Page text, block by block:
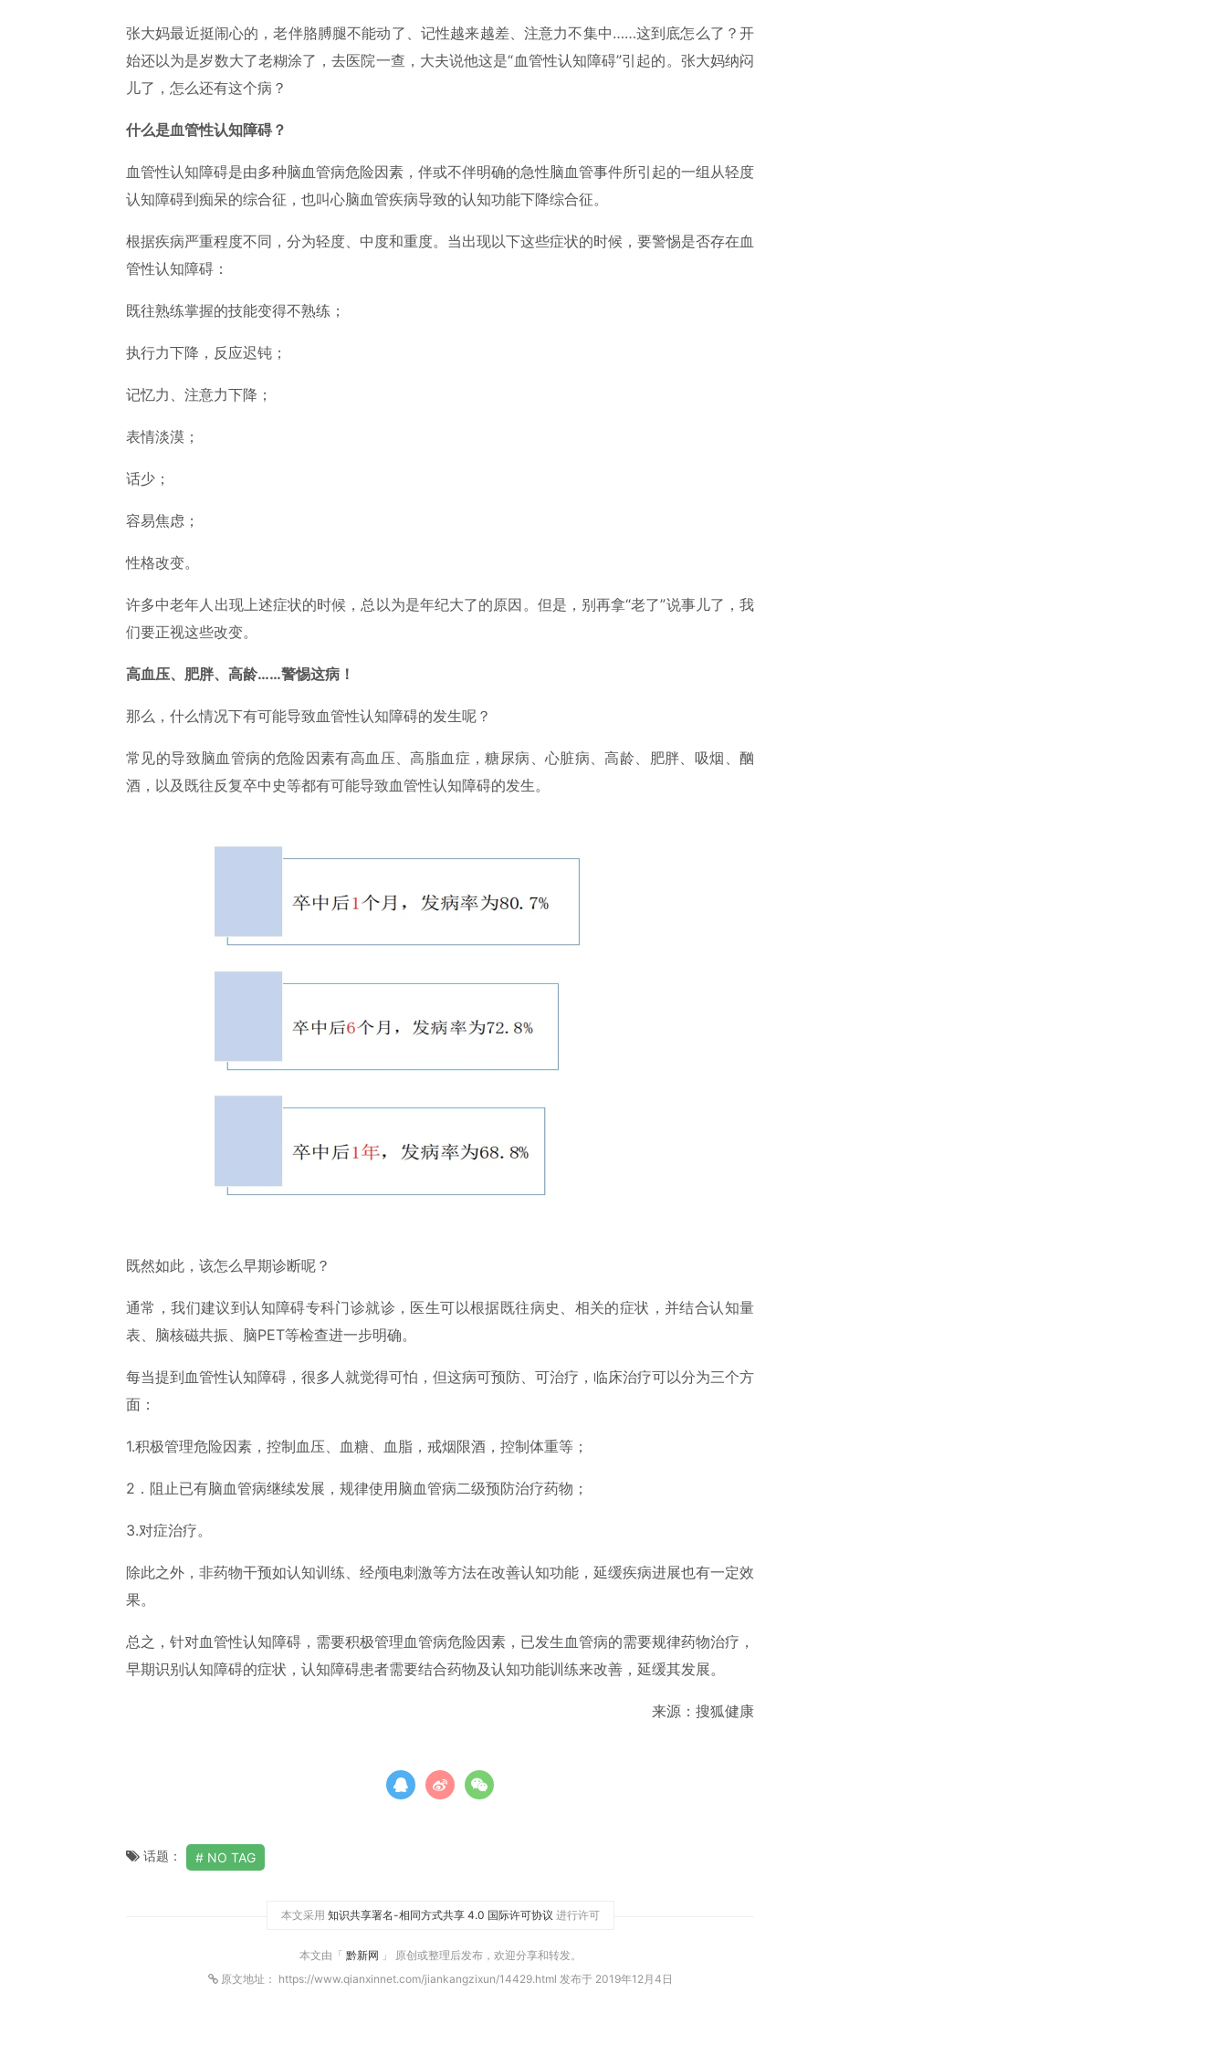
张大妈最近挺闹心的，老伴胳膊腿不能动了、记性越来越差、注意力不集中……这到底怎么了？开
始还以为是岁数大了老糊涂了，去医院一查，大夫说他这是“血管性认知障碍”引起的。张大妈纳闷
儿了，怎么还有这个病？
什么是血管性认知障碍？
血管性认知障碍是由多种脑血管病危险因素，伴或不伴明确的急性脑血管事件所引起的一组从轻度
认知障碍到痴呆的综合征，也叫心脑血管疾病导致的认知功能下降综合征。
根据疾病严重程度不同，分为轻度、中度和重度。当出现以下这些症状的时候，要警惕是否存在血
管性认知障碍：
既往熟练掌握的技能变得不熟练；
执行力下降，反应迟钝；
记忆力、注意力下降；
表情淡漠；
话少；
容易焦虑；
性格改变。
许多中老年人出现上述症状的时候，总以为是年纪大了的原因。但是，别再拿“老了”说事儿了，我
们要正视这些改变。
高血压、肥胖、高龄……警惕这病！
那么，什么情况下有可能导致血管性认知障碍的发生呢？
常见的导致脑血管病的危险因素有高血压、高脂血症，糖尿病、心脏病、高龄、肥胖、吸烟、酗
酒，以及既往反复卒中史等都有可能导致血管性认知障碍的发生。
既然如此，该怎么早期诊断呢？
通常，我们建议到认知障碍专科门诊就诊，医生可以根据既往病史、相关的症状，并结合认知量
表、脑核磁共振、脑PET等检查进一步明确。
每当提到血管性认知障碍，很多人就觉得可怕，但这病可预防、可治疗，临床治疗可以分为三个方
面：
1.积极管理危险因素，控制血压、血糖、血脂，戒烟限酒，控制体重等；
2．阻止已有脑血管病继续发展，规律使用脑血管病二级预防治疗药物；
3.对症治疗。
除此之外，非药物干预如认知训练、经颅电刺激等方法在改善认知功能，延缓疾病进展也有一定效
果。
总之，针对血管性认知障碍，需要积极管理血管病危险因素，已发生血管病的需要规律药物治疗，
早期识别认知障碍的症状，认知障碍患者需要结合药物及认知功能训练来改善，延缓其发展。
来源：搜狐健康
话题： NO TAG
本文采用 知识共享署名-相同方式共享 4.0 国际许可协议 进行许可
本文由「 黔新网 」 原创或整理后发布，欢迎分享和转发。
原文地址： https://www.qianxinnet.com/jiankangzixun/14429.html 发布于 2019年12月4日